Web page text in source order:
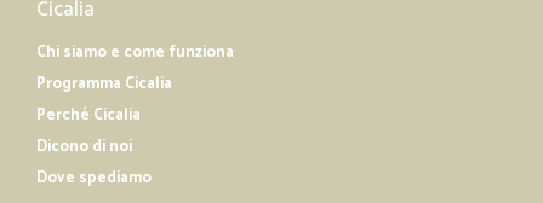
Cicalia
Chi siamo e come funziona
Programma Cicalia
Perché Cicalia
Dicono di noi
Dove spediamo